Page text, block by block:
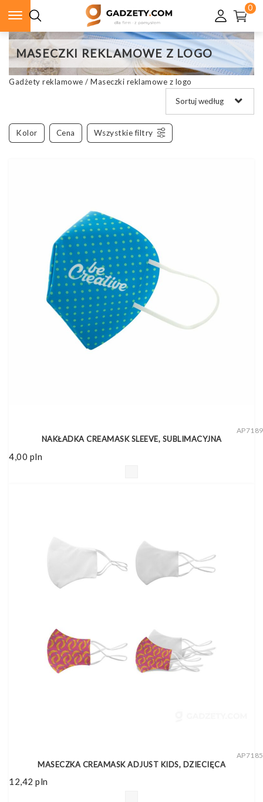
0
MASECZKI REKLAMOWE Z LOGO
Gadżety reklamowe / Maseczki reklamowe z logo
Kolor Cena Wszystkie filtry
NAKŁADKA CREAMASK SLEEVE, SUBLIMACYJNA
4,00 pln
MASECZKA CREAMASK ADJUST KIDS, DZIECIĘCA
12,42 pln